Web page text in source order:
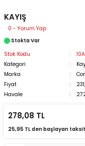
KAYIŞ
0 - Yorum Yap
Stokta Var
Stok Kodu
Kategori
Marka
Fiyat
Havale
278,08 TL
25,95 TL den başlayan